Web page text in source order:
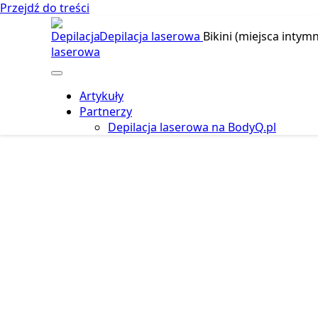
Przejdź do treści
Depilacja laserowa Bikini (miejsca
Artykuły
Partnerzy
Depilacja laserowa na BodyQ.pl